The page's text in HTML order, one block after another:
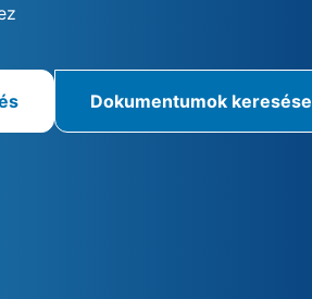
Dokumentumok keresése